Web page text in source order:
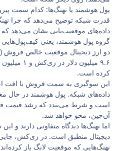
پول هوشمند یا نهنگ‌ها: کدام سمت
قدرت شبکه توضیح می‌دهد که چرا
داده‌های موقعیت‌یابی نشان می‌دهد که
گروه پول هوشمند، یعنی کیف‌پول‌هایی
۹.۶ میلیون
کرده است.
این سوگیری به سمت فروش با افت
داده‌های شبکه. پول هوشمند در حال
است و شرط می‌بندد که رشد قیمت
آن‌چین، محو خواهد شد.
اما نهنگ‌ها دیدگاه متفاوتی دارند و
دیجیتال منطبق است. در زی‌کش، جایی